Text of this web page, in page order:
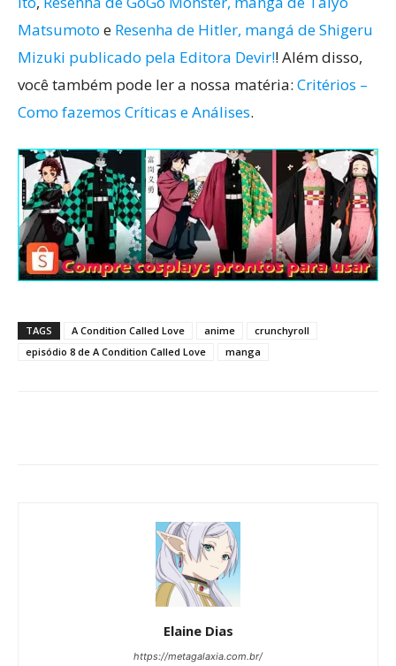
Matsumoto e Resenha de Hitler, mangá de Shigeru
Mizuki publicado pela Editora Devir!! Além disso,
você também pode ler a nossa matéria: Critérios –
Como fazemos Críticas e Análises.
TAGS A Condition Called Love anime
crunchyroll
episódio 8 de A Condition Called Love
manga
Elaine Dias
https://metagalaxia.com.br/